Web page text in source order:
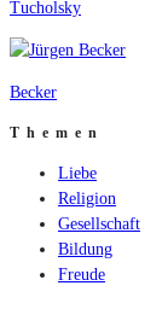
Tucholsky
Becker
Themen
Liebe
Religion
Gesellschaft
Bildung
Freude